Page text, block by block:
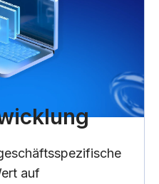
auf